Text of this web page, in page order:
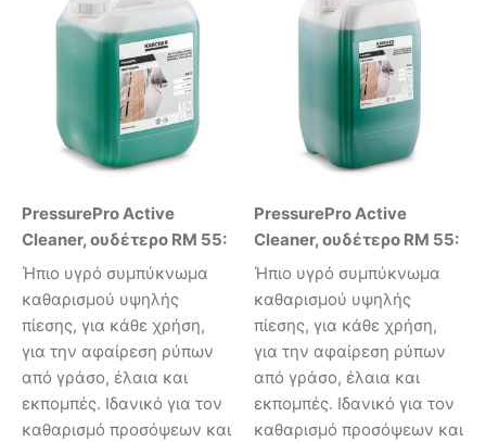
PressurePro Active
Cleaner, ουδέτερο RM 55:
Ήπιο υγρό συμπύκνωμα
καθαρισμού υψηλής
πίεσης, για κάθε χρήση,
για την αφαίρεση ρύπων
από γράσο, έλαια και
εκπομπές. Ιδανικό για τον
καθαρισμό προσόψεων και
PressurePro Active
Cleaner, ουδέτερο RM 55:
Ήπιο υγρό συμπύκνωμα
καθαρισμού υψηλής
πίεσης, για κάθε χρήση,
για την αφαίρεση ρύπων
από γράσο, έλαια και
εκπομπές. Ιδανικό για τον
καθαρισμό προσόψεων και